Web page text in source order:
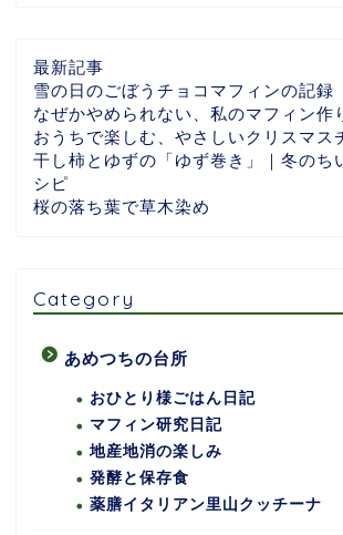
最新記事
雪の日のごぼうチョコマフィンの記録
なぜかやめられない、私のマフィン作
おうちで楽しむ、やさしいクリスマス
干し柿とゆずの「ゆず巻き」｜冬のち
シピ
桜の落ち葉で草木染め
Category
あめつちの台所
おひとり様ごはん日記
マフィン研究日記
地産地消の楽しみ
発酵と保存食
薬膳イタリアン里山クッチーナ